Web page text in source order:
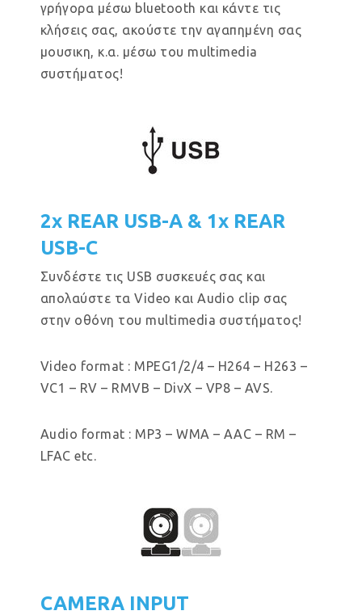
γρήγορα μέσω bluetooth και κάντε τις
κλήσεις σας, ακούστε την αγαπημένη σας
μουσικη, κ.α. μέσω του multimedia
συστήματος!
2x REAR USB-A & 1x REAR
USB-C
Συνδέστε τις USB συσκευές σας και
απολαύστε τα Video και Audio clip σας
στην οθόνη του multimedia συστήματος!
Video format : MPEG1/2/4 – H264 – H263 –
VC1 – RV – RMVB – DivX – VP8 – AVS.
Audio format : MP3 – WMA – AAC – RM –
LFAC etc.
CAMERA INPUT